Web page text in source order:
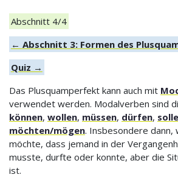
Abschnitt 4/4
← Abschnitt 3: Formen des
Quiz →
Das Plusquamperfekt kann auch mit
verwendet werden. Modalverben sind
können, wollen, müssen, dürfen,
möchten/mögen. Insbesondere dann,
möchte, dass jemand in der
musste, durfte oder konnte, aber die
ist.